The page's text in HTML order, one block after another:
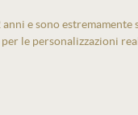
e sono estremamente
le personalizzazioni